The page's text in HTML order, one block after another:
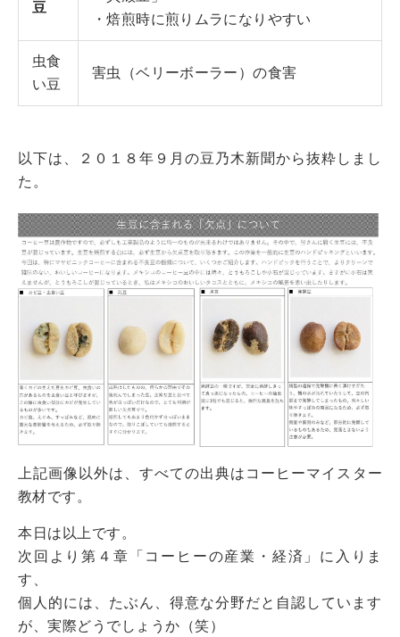
豆
・焙煎時に煎りムラになりやすい
虫食
い豆
害虫（ベリーボーラー）の食害
以下は、２０１８年９月の豆乃木新聞から抜粋しまし
た。
上記画像以外は、すべての出典はコーヒーマイスター
教材です。
本日は以上です。
次回より第４章「コーヒーの産業・経済」に入りま
す、
個人的には、たぶん、得意な分野だと自認しています
が、実際どうでしょうか（笑）